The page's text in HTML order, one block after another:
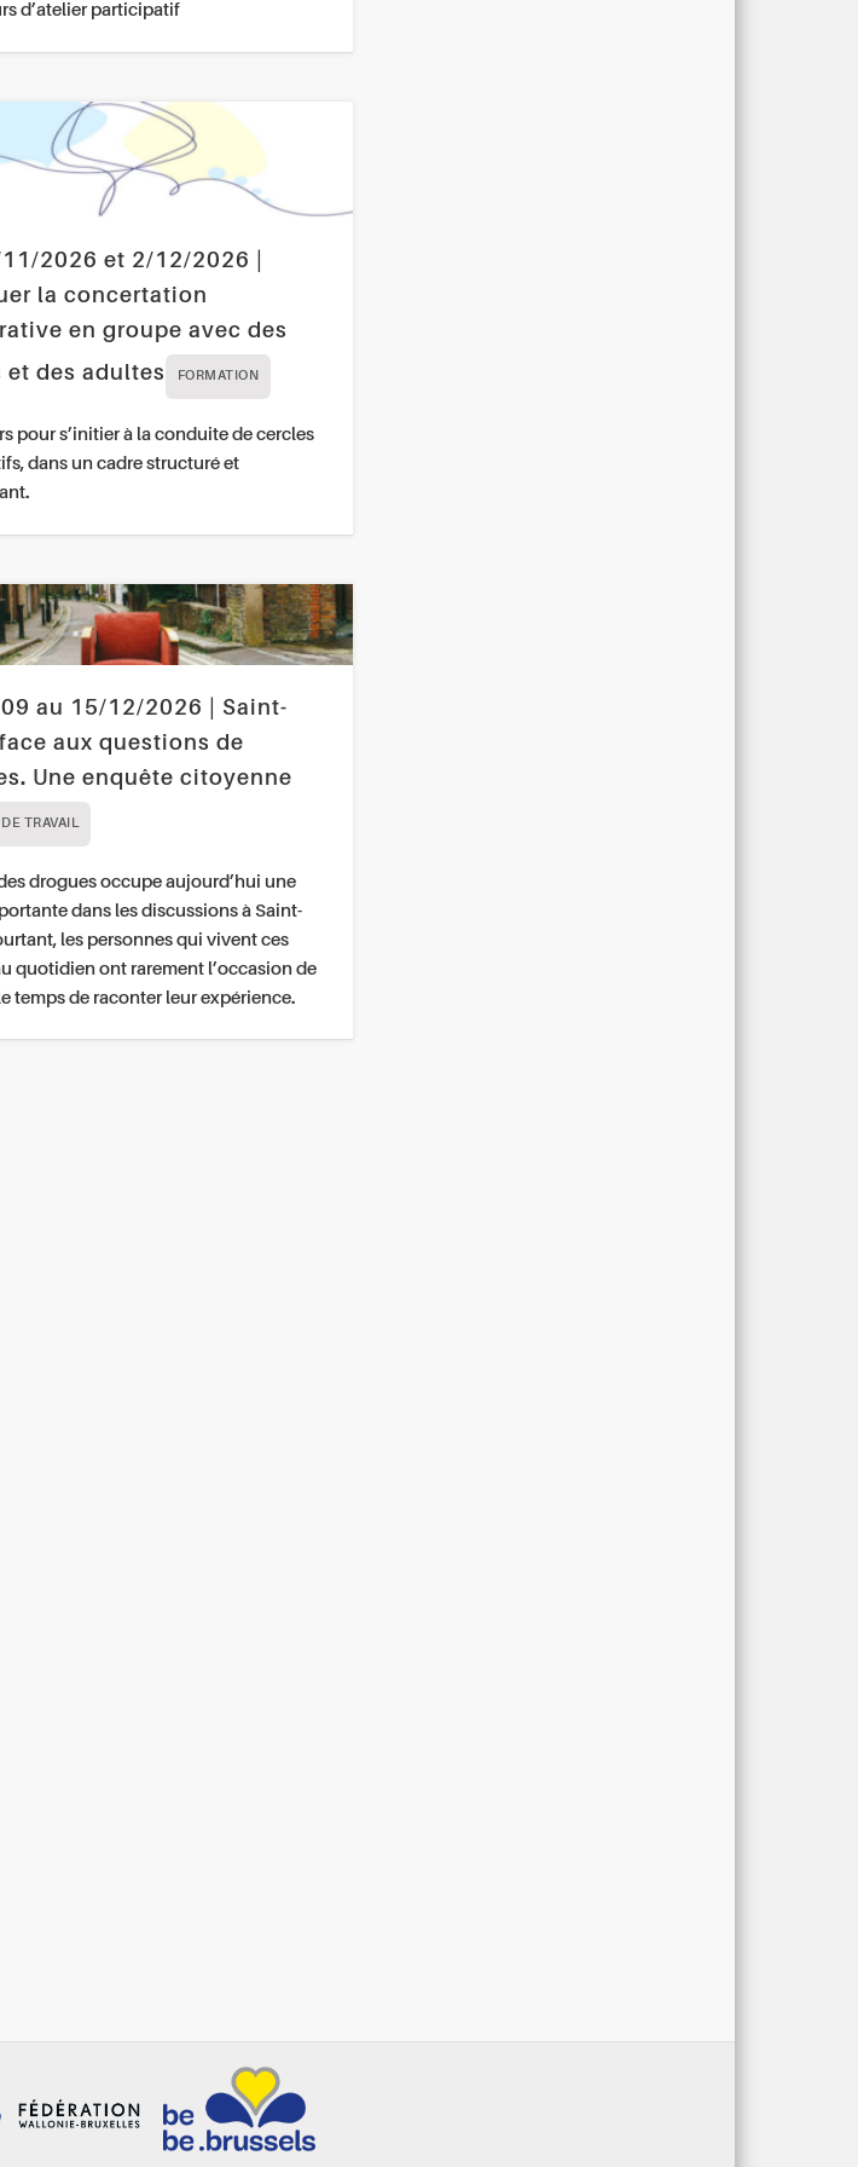
d’atelier participatif
2026 et 2/12/2026 |
la concertation
en groupe avec des
et des adultes
FORMATION
pour s’initier à la conduite de cercles
dans un cadre structuré et
au 15/12/2026 | Saint-
aux questions de
Une enquête citoyenne
TRAVAIL
drogues occupe aujourd’hui une
dans les discussions à Saint-
les personnes qui vivent ces
quotidien ont rarement l’occasion de
temps de raconter leur expérience.